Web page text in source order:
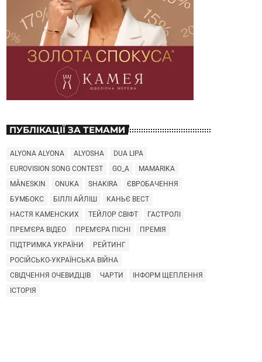
ПУБЛІКАЦІЇ ЗА ТЕМАМИ
ALYONA ALYONA ALYOSHA
DUA LIPA
EUROVISION SONG CONTEST
GO_A
MAMARIKA
MÅNESKIN
ONUKA SHAKIRA
ЄВРОБАЧЕННЯ
БУМБОКС
БІЛЛІ АЙЛІШ
КАНЬЄ ВЕСТ
НАСТЯ КАМЕНСКИХ
ТЕЙЛОР СВІФТ
ГАСТРОЛІ
ПРЕМ'ЄРА ВІДЕО
ПРЕМ'ЄРА ПІСНІ
ПРЕМІЯ
ПІДТРИМКА УКРАЇНИ
РЕЙТИНГ
РОСІЙСЬКО-УКРАЇНСЬКА ВІЙНА
СВІДЧЕННЯ ОЧЕВИДЦІВ
ЧАРТИ
ІНФОРМ ЩЕПЛЕННЯ
ІСТОРІЯ